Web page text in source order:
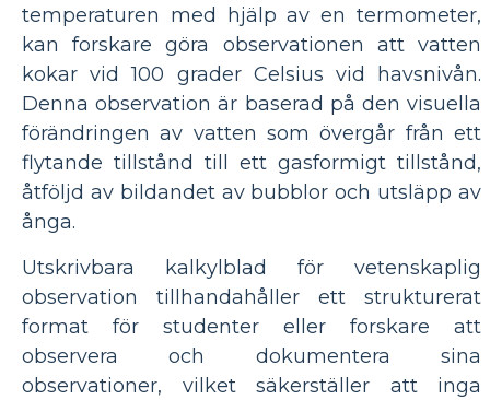
temperaturen med hjälp av en termometer,
kan forskare göra observationen att vatten
kokar vid 100 grader Celsius vid havsnivån.
Denna observation är baserad på den visuella
förändringen av vatten som övergår från ett
flytande tillstånd till ett gasformigt tillstånd,
åtföljd av bildandet av bubblor och utsläpp av
ånga.
Utskrivbara kalkylblad för vetenskaplig
observation tillhandahåller ett strukturerat
format för studenter eller forskare att
observera och dokumentera sina
observationer, vilket säkerställer att inga